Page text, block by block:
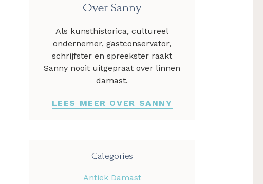
Over Sanny
Als kunsthistorica, cultureel
ondernemer, gastconservator,
schrijfster en spreekster raakt
Sanny nooit uitgepraat over linnen
damast.
LEES MEER OVER SANNY
Categories
Antiek Damast